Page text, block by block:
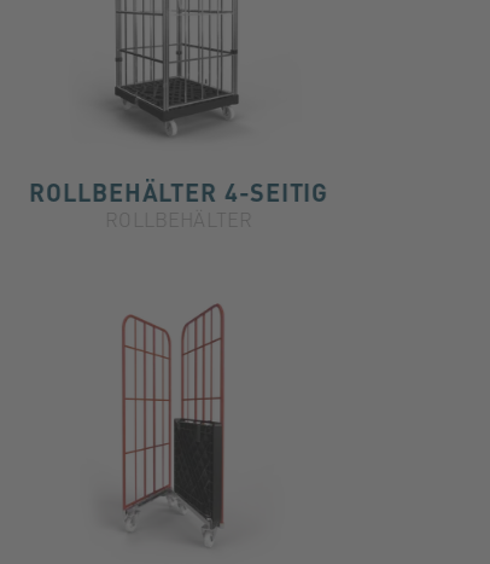
ROLLBEHÄLTER 4-SEITIG
ROLLBEHÄLTER